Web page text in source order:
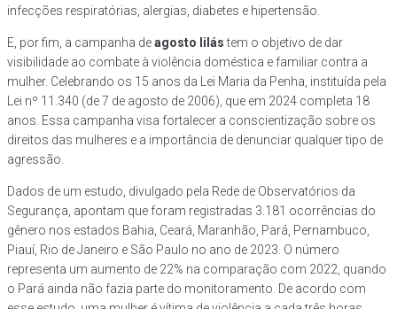
infecções respiratórias, alergias, diabetes e hipertensão.
E, por fim, a campanha deagosto lilástem o objetivo de dar
visibilidade ao combate à violência doméstica e familiar contra a
mulher. Celebrando os 15 anos da Lei Maria da Penha, instituída pela
Lei nº 11.340 (de 7 de agosto de 2006), que em 2024 completa 18
anos. Essa campanha visa fortalecer a conscientização sobre os
direitos das mulheres e a importância de denunciar qualquer tipo de
agressão.
Dados de um estudo, divulgado pela Rede de Observatórios da
Segurança, apontam que foram registradas 3.181 ocorrências do
gênero nos estados Bahia, Ceará, Maranhão, Pará, Pernambuco,
Piauí, Rio de Janeiro e São Paulo no ano de 2023. O número
representa um aumento de 22% na comparação com 2022, quando
o Pará ainda não fazia parte do monitoramento. De acordo com